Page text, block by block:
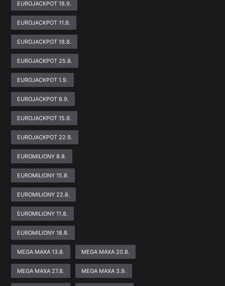
EUROJACKPOT 18.9.
EUROJACKPOT 11.8.
EUROJACKPOT 18.8.
EUROJACKPOT 25.8.
EUROJACKPOT 1.9.
EUROJACKPOT 8.9.
EUROJACKPOT 15.9.
EUROJACKPOT 22.9.
EUROMILIONY 8.8.
EUROMILIONY 15.8.
EUROMILIONY 22.8.
EUROMILIONY 11.8.
EUROMILIONY 18.8.
MEGA MAXA 13.8. MEGA MAXA 20.8.
MEGA MAXA 27.8. MEGA MAXA 3.9.